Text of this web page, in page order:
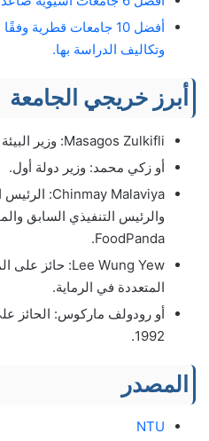
أفضل 10 جامعات قطرية
وتكاليف الدراسة بها.
أبرز خريجي الجامعة
Masagos Zulkifli: وزير البيئة والموارد المائية.
أو زكي محمد: وزير دولة أول.
والرئيس التنفيذي السابق
FoodPanda.
المتعددة في الرماية.
أو رودولف ماركوس: الحائز
1992.
المصدر
NTU